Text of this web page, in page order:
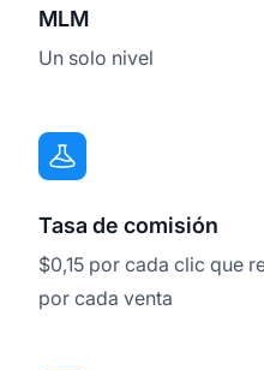
MLM
Un solo nivel
Tasa de comisión
$0,15 por cada clic que
por cada venta